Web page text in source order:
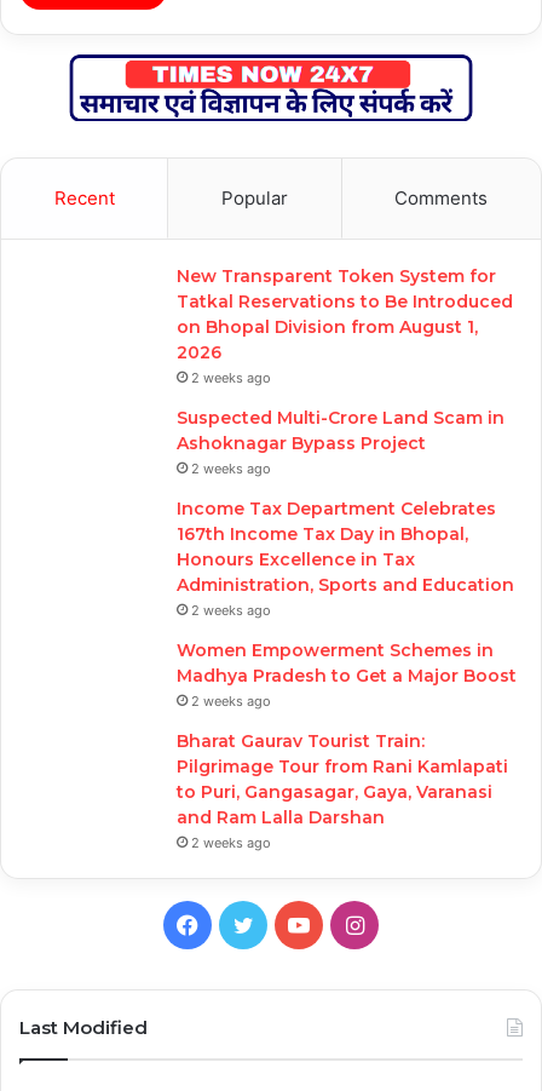
Recent Popular Comments
New Transparent Token System for
Tatkal Reservations to Be Introduced
on Bhopal Division from August 1,
2026
2 weeks ago
Suspected Multi-Crore Land Scam in
Ashoknagar Bypass Project
2 weeks ago
Income Tax Department Celebrates
167th Income Tax Day in Bhopal,
Honours Excellence in Tax
Administration, Sports and Education
2 weeks ago
Women Empowerment Schemes in
Madhya Pradesh to Get a Major Boost
2 weeks ago
Bharat Gaurav Tourist Train:
Pilgrimage Tour from Rani Kamlapati
to Puri, Gangasagar, Gaya, Varanasi
and Ram Lalla Darshan
2 weeks ago
Facebook
TwitterYouTubeInstagram
Last Modified